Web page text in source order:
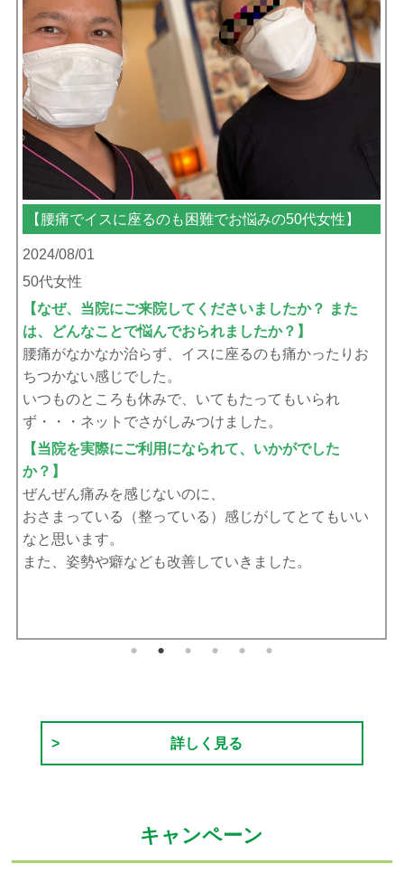
腰痛と体のバランスでお悩みの60代女性
2024/07/21
60代女性
【なぜ、当院にご来院してくださいましたか？ また
は、どんなことで悩んでおられましたか？】
腰痛と体のバランスを整えたくて。
【当院を実際にご利用になられて、いかがでした
か？】
先生がやさしくて、体」のバランスも整ってきてまし
た。腰痛は完全に消えました。
詳しく見る
キャンペーン